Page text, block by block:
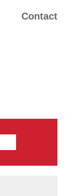
Contact